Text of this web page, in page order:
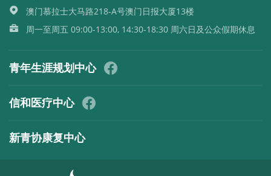
澳门慕拉士大马路218-A号澳门日报大厦13楼
周一至周五 09:00-13:00, 14:30-18:30 周六日及公众假期休息
青年生涯规划中心
信和医疗中心
新青协康复中心